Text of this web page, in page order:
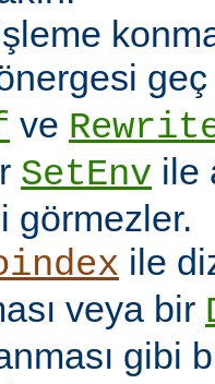
geç
ve
SetEnv ile
görmezler.
ile
veya bir
gibi